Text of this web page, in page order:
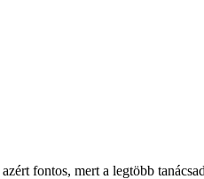
fontos, mert a legtöbb